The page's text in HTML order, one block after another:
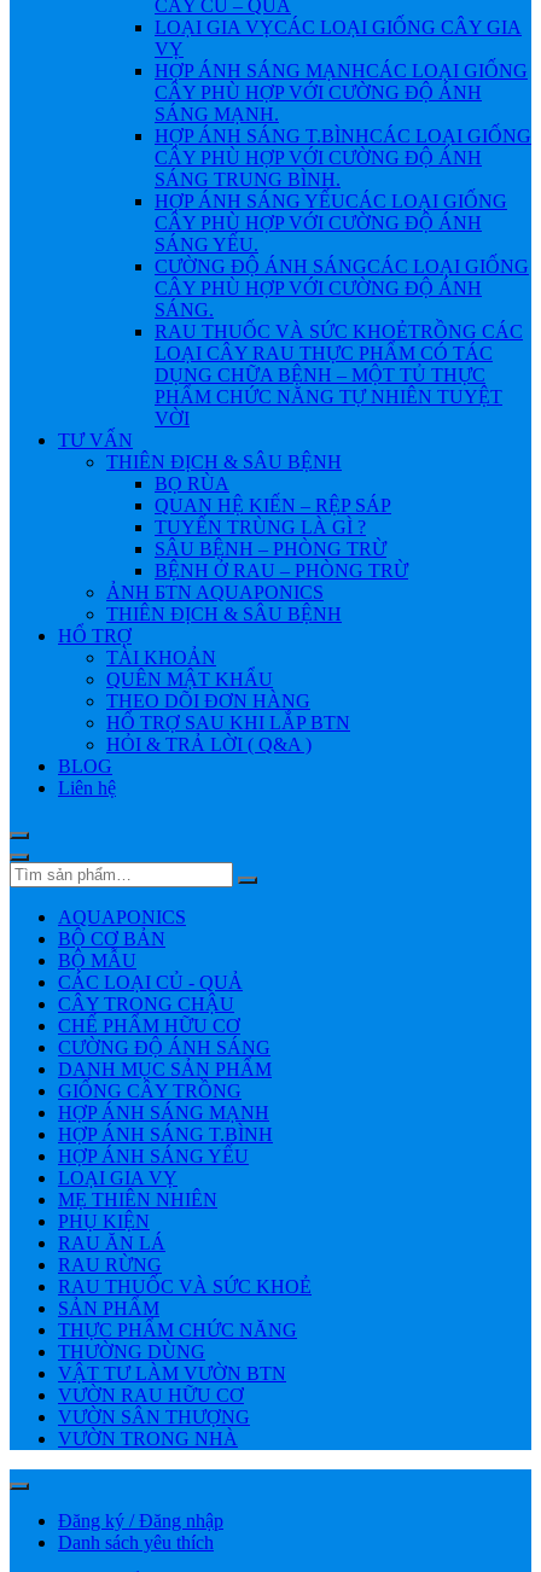
CÂY CỦ – QUẢ
LOẠI GIA VỴCÁC LOẠI GIỐNG CÂY GIA
VỴ
HỢP ÁNH SÁNG MẠNHCÁC LOẠI GIỐNG
CÂY PHÙ HỢP VỚI CƯỜNG ĐỘ ÁNH
SÁNG MẠNH.
HỢP ÁNH SÁNG T.BÌNHCÁC LOẠI GIỐNG
CÂY PHÙ HỢP VỚI CƯỜNG ĐỘ ÁNH
SÁNG TRUNG BÌNH.
HỢP ÁNH SÁNG YẾUCÁC LOẠI GIỐNG
CÂY PHÙ HỢP VỚI CƯỜNG ĐỘ ÁNH
SÁNG YẾU.
CƯỜNG ĐỘ ÁNH SÁNGCÁC LOẠI GIỐNG
CÂY PHÙ HỢP VỚI CƯỜNG ĐỘ ÁNH
SÁNG.
RAU THUỐC VÀ SỨC KHOẺTRỒNG CÁC
LOẠI CÂY RAU THỰC PHẨM CÓ TÁC
DỤNG CHỮA BỆNH – MỘT TỦ THỰC
PHẨM CHỨC NĂNG TỰ NHIÊN TUYỆT
VỜI
TƯ VẤN
THIÊN ĐỊCH & SÂU BỆNH
BỌ RÙA
QUAN HỆ KIẾN – RỆP SÁP
TUYẾN TRÙNG LÀ GÌ ?
SÂU BỆNH – PHÒNG TRỪ
BỆNH Ở RAU – PHÒNG TRỪ
ẢNH БTN AQUAPONICS
THIÊN ĐỊCH & SÂU BỆNH
HỔ TRỢ
TÀI KHOẢN
QUÊN MẬT KHẨU
THEO DÕI ĐƠN HÀNG
HỔ TRỢ SAU KHI LẮP BTN
HỎI & TRẢ LỜI ( Q&A )
BLOG
Liên hệ
AQUAPONICS
BỘ CƠ BẢN
BỘ MẪU
CÁC LOẠI CỦ - QUẢ
CÂY TRONG CHẬU
CHẾ PHẨM HỮU CƠ
CƯỜNG ĐỘ ÁNH SÁNG
DANH MỤC SẢN PHẨM
GIỐNG CÂY TRỒNG
HỢP ÁNH SÁNG MẠNH
HỢP ÁNH SÁNG T.BÌNH
HỢP ÁNH SÁNG YẾU
LOẠI GIA VỴ
MẸ THIÊN NHIÊN
PHỤ KIỆN
RAU ĂN LÁ
RAU RỪNG
RAU THUỐC VÀ SỨC KHOẺ
SẢN PHẨM
THỰC PHẨM CHỨC NĂNG
THƯỜNG DÙNG
VẬT TƯ LÀM VƯỜN BTN
VƯỜN RAU HỮU CƠ
VƯỜN SÂN THƯỢNG
VƯỜN TRONG NHÀ
Đăng ký / Đăng nhập
Danh sách yêu thích